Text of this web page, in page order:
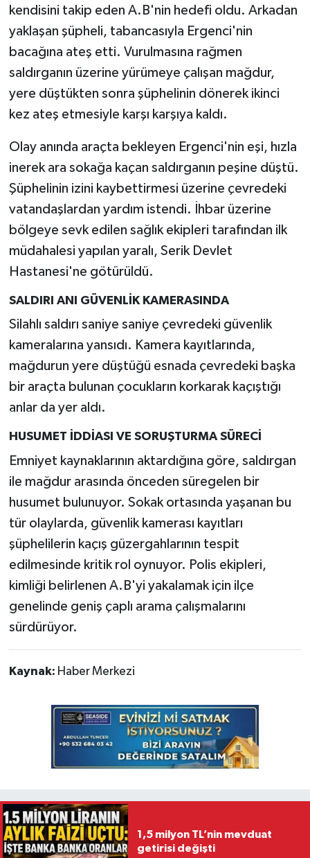
kendisini takip eden A.B'nin hedefi oldu. Arkadan
yaklaşan şüpheli, tabancasıyla Ergenci'nin
bacağına ateş etti. Vurulmasına rağmen
saldırganın üzerine yürümeye çalışan mağdur,
yere düştükten sonra şüphelinin dönerek ikinci
kez ateş etmesiyle karşı karşıya kaldı.
Olay anında araçta bekleyen Ergenci'nin eşi, hızla
inerek ara sokağa kaçan saldırganın peşine düştü.
Şüphelinin izini kaybettirmesi üzerine çevredeki
vatandaşlardan yardım istendi. İhbar üzerine
bölgeye sevk edilen sağlık ekipleri tarafından ilk
müdahalesi yapılan yaralı, Serik Devlet
Hastanesi'ne götürüldü.
SALDIRI ANI GÜVENLİK KAMERASINDA
Silahlı saldırı saniye saniye çevredeki güvenlik
kameralarına yansıdı. Kamera kayıtlarında,
mağdurun yere düştüğü esnada çevredeki başka
bir araçta bulunan çocukların korkarak kaçıştığı
anlar da yer aldı.
HUSUMET İDDİASI VE SORUŞTURMA SÜRECİ
Emniyet kaynaklarının aktardığına göre, saldırgan
ile mağdur arasında önceden süregelen bir
husumet bulunuyor. Sokak ortasında yaşanan bu
tür olaylarda, güvenlik kamerası kayıtları
şüphelilerin kaçış güzergahlarının tespit
edilmesinde kritik rol oynuyor. Polis ekipleri,
kimliği belirlenen A.B'yi yakalamak için ilçe
genelinde geniş çaplı arama çalışmalarını
sürdürüyor.
Kaynak: Haber Merkezi
1,5 milyon TL’nin mevduat
getirisi değişti